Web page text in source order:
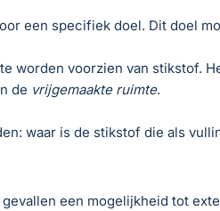
een specifiek doel. Dit doel
voorzien van stikstof.
de vrijgemaakte ruimte.
waar is de stikstof die als
een mogelijkheid tot